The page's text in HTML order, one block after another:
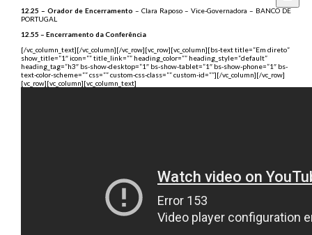
12.25 – Orador de Encerramento – Clara Raposo – Vice-Governadora – BANCO DE
PORTUGAL
12.55 – Encerramento da Conferência
[/vc_column_text][/vc_column][/vc_row][vc_row][vc_column][bs-text title=”Em direto”
show_title=”1″ icon=”” title_link=”” heading_color=”” heading_style=”default”
heading_tag=”h3″ bs-show-desktop=”1″ bs-show-tablet=”1″ bs-show-phone=”1″ bs-
text-color-scheme=”” css=”” custom-css-class=”” custom-id=””][/vc_column][/vc_row]
[vc_row][vc_column][vc_column_text]